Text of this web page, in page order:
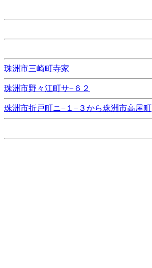
珠洲市三崎町寺家
珠洲市野々江町サ−６２
珠洲市折戸町ニ−１−３から珠洲市高屋町